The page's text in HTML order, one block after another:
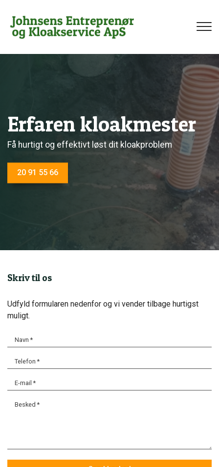
hovedindhold
Erfaren kloakmester
Få hurtigt og effektivt løst dit kloakproblem
20 91 55 66
Vi sikrer din bolig
Få installeret en rottespærre for at stoppe rotter i at
trænge ind
Skriv til os
Udfyld formularen nedenfor og vi vender tilbage hurtigst
muligt.